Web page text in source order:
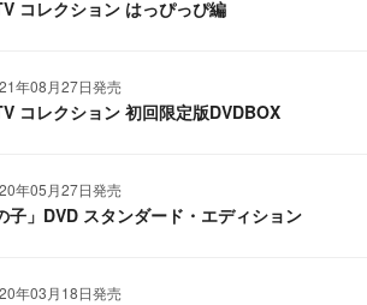
コレクション はっぴっぴ編
年08月27日発売
コレクション 初回限定版DVDBOX
年05月27日発売
子」DVD スタンダード・エディション
年03月18日発売